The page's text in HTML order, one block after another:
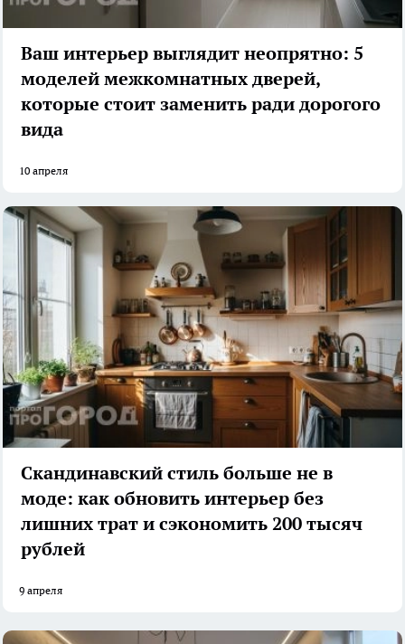
Ваш интерьер выглядит неопрятно: 5
моделей межкомнатных дверей,
которые стоит заменить ради дорогого
вида
10 апреля
Скандинавский стиль больше не в
моде: как обновить интерьер без
лишних трат и сэкономить 200 тысяч
рублей
9 апреля